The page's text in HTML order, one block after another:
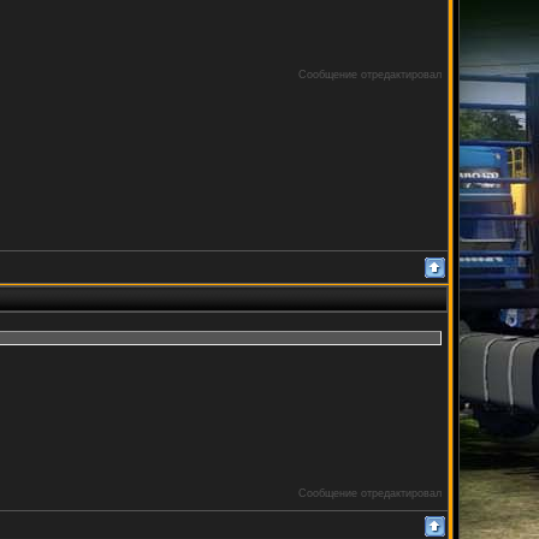
Сообщение отредактировал
Сообщение отредактировал